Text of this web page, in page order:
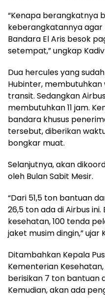
“Kenapa berangkatnya
keberangkatannya
Bandara El Aris besok
setempat,” ungkap
Dua hercules yang
Hubinter, membutuhkan
transit. Sedangkan
membutuhkan 11 jam.
bandara khusus
tersebut, diberikan
bongkar muat.
Selanjutnya, akan
oleh Bulan Sabit Mesir.
“Dari 51,5 ton bantuan
26,5 ton ada di Airbus
kesehatan, 100 tenda
jaket musim dingin,” ujar
Ditambahkan Kepala
Kementerian
berisikan 7 ton bantuan
Kemudian, akan ada